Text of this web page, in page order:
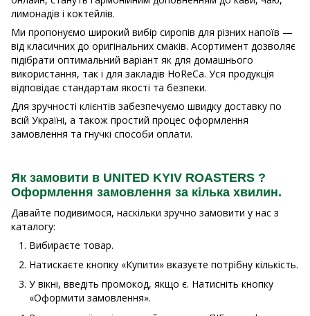
лимонадів і коктейлів.
Ми пропонуємо широкий вибір сиропів для різних напоїв —
від класичних до оригінальних смаків. Асортимент дозволяє
підібрати оптимальний варіант як для домашнього
використання, так і для закладів HoReCa. Уся продукція
відповідає стандартам якості та безпеки.
Для зручності клієнтів забезпечуємо швидку доставку по
всій Україні, а також простий процес оформлення
замовлення та гнучкі способи оплати.
Як замовити в UNITED KYIV ROASTERS ?
Оформлення замовлення за кілька хвилин.
Давайте подивимося, наскільки зручно замовити у нас з
каталогу:
Вибираєте товар.
Натискаєте кнопку «Купити» вказуєте потрібну кількість.
У вікні, введіть промокод, якщо є. Натисніть кнопку
«Оформити замовлення».